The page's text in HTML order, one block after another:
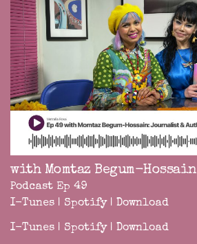
with Momtaz Begum-Hossain
Podcast Ep 49
I-Tunes | Spotify| Download
I-Tunes | Spotify| Download